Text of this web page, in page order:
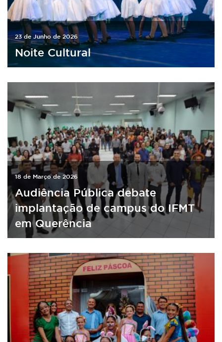
23 de Junho de 2026
Noite Cultural
18 de Março de 2026
Audiência Pública debate
implantação de campus do IFMT
em Querência